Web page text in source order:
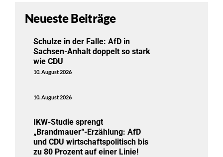
Neueste Beiträge
Schulze in der Falle: AfD in
Sachsen-Anhalt doppelt so stark
wie CDU
10. August 2026
10. August 2026
IKW-Studie sprengt
„Brandmauer“-Erzählung: AfD
und CDU wirtschaftspolitisch bis
zu 80 Prozent auf einer Linie!